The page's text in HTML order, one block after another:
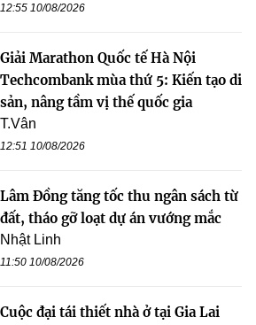
12:55 10/08/2026
Giải Marathon Quốc tế Hà Nội
Techcombank mùa thứ 5: Kiến tạo di
sản, nâng tầm vị thế quốc gia
T.Vân
12:51 10/08/2026
Lâm Đồng tăng tốc thu ngân sách từ
đất, tháo gỡ loạt dự án vướng mắc
Nhật Linh
11:50 10/08/2026
Cuộc đại tái thiết nhà ở tại Gia Lai